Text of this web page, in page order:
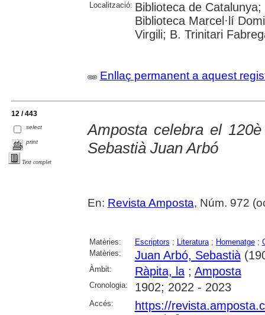
Localització: Biblioteca de
Biblioteca Marcel·lí
Virgili; B. Trinitari
Enllaç permanent a aquest
12 / 443
select
print
Text complet
Amposta celebra el
Sebastià Juan Arbó
En: Revista Amposta, Núm. 972
Matèries: Escriptors ; Literatura; Homenatge;
Matèries:
Juan Arbó, Sebastià
Àmbit: Ràpita, la; Amposta
Cronologia: 1902; 2022 - 2023
Accés:
https://